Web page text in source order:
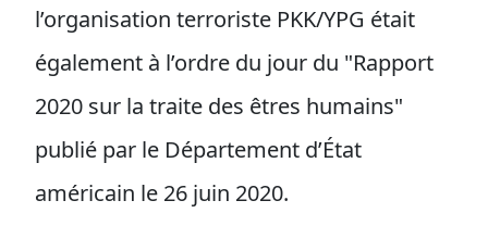
l’organisation terroriste PKK/YPG était
également à l’ordre du jour du "Rapport
2020 sur la traite des êtres humains"
publié par le Département d’État
américain le 26 juin 2020.